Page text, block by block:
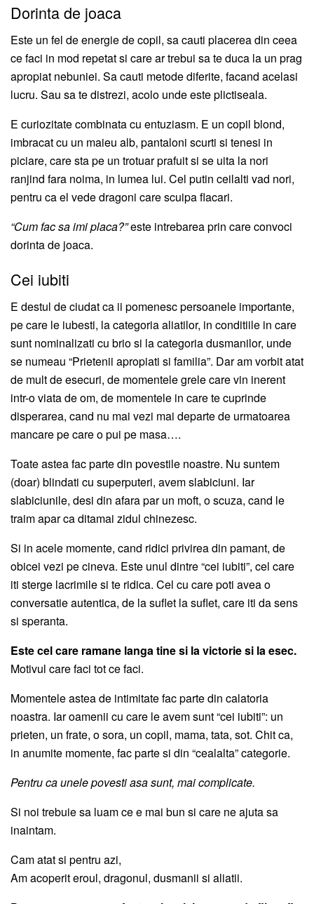
Dorinta de joaca
Este un fel de energie de copil, sa cauti placerea din ceea
ce faci in mod repetat si care ar trebui sa te duca la un prag
apropiat nebuniei. Sa cauti metode diferite, facand acelasi
lucru. Sau sa te distrezi, acolo unde este plictiseala.
E curiozitate combinata cu entuziasm. E un copil blond,
imbracat cu un maieu alb, pantaloni scurti si tenesi in
piciare, care sta pe un trotuar prafuit si se uita la nori
ranjind fara noima, in lumea lui. Cel putin ceilalti vad nori,
pentru ca el vede dragoni care scuipa flacari.
“Cum fac sa imi placa?”este intrebarea prin care convoci
dorinta de joaca.
Cei iubiti
E destul de ciudat ca ii pomenesc persoanele importante,
pe care le iubesti, la categoria aliatilor, in conditiile in care
sunt nominalizati cu brio si la categoria dusmanilor, unde
se numeau “Prietenii apropiati si familia”. Dar am vorbit atat
de mult de esecuri, de momentele grele care vin inerent
intr-o viata de om, de momentele in care te cuprinde
disperarea, cand nu mai vezi mai departe de urmatoarea
mancare pe care o pui pe masa….
Toate astea fac parte din povestile noastre. Nu suntem
(doar) blindati cu superputeri, avem slabiciuni. Iar
slabiciunile, desi din afara par un moft, o scuza, cand le
traim apar ca ditamai zidul chinezesc.
Si in acele momente, cand ridici privirea din pamant, de
obicei vezi pe cineva. Este unul dintre “cei iubiti”, cel care
iti sterge lacrimile si te ridica. Cel cu care poti avea o
conversatie autentica, de la suflet la suflet, care iti da sens
si speranta.
Este cel care ramane langa tine si la victorie si la esec.
Motivul care faci tot ce faci.
Momentele astea de intimitate fac parte din calatoria
noastra. Iar oamenii cu care le avem sunt “cei iubiti”: un
prieten, un frate, o sora, un copil, mama, tata, sot. Chit ca,
in anumite momente, fac parte si din “cealalta” categorie.
Pentru ca unele povesti asa sunt, mai complicate.
Si noi trebuie sa luam ce e mai bun si care ne ajuta sa
inaintam.
Cam atat si pentru azi,
Am acoperit eroul, dragonul, dusmanii si aliatii.